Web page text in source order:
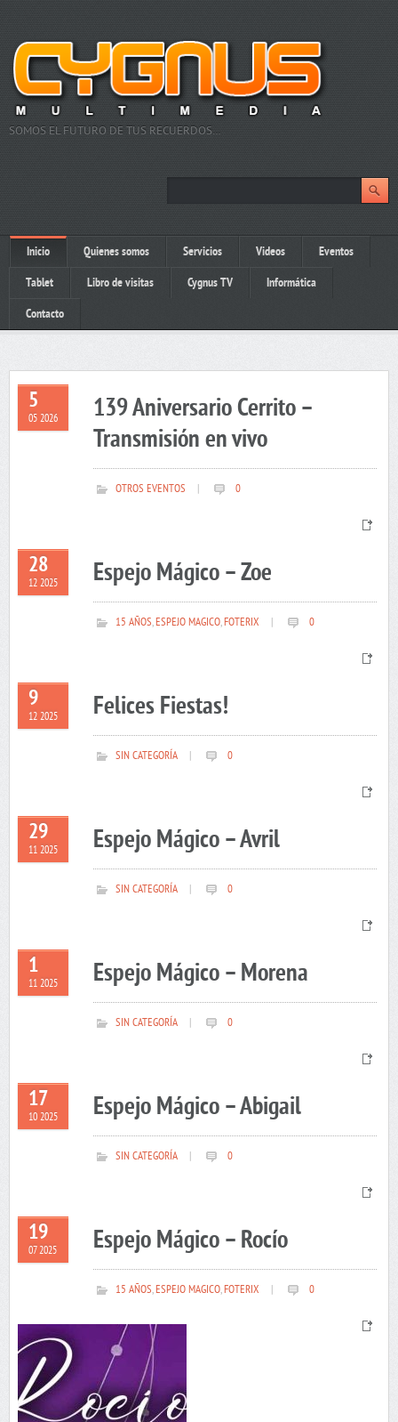
SOMOS EL FUTURO DE TUS RECUERDOS…
Inicio Quienes somos Servicios Videos Eventos
Tablet Libro de visitas Cygnus TV Informática
Contacto
5
05 2026
139 Aniversario Cerrito –
Transmisión en vivo
OTROS EVENTOS 0
28
12 2025 Espejo Mágico – Zoe
15 AÑOS,ESPEJO MAGICO,FOTERIX 0
9
12 2025 Felices Fiestas!
SIN CATEGORÍA 0
29
11 2025 Espejo Mágico – Avril
SIN CATEGORÍA 0
1
11 2025 Espejo Mágico – Morena
SIN CATEGORÍA 0
17
10 2025 Espejo Mágico – Abigail
SIN CATEGORÍA 0
19
07 2025 Espejo Mágico – Rocío
15 AÑOS,ESPEJO MAGICO,FOTERIX 0